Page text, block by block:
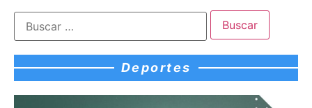
Deportes